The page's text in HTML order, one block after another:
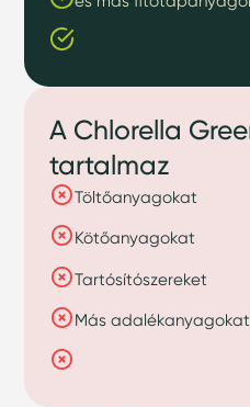
A Chlorella
tartalmaz
Töltőanyagokat
Kötőanyagokat
Tartósítószereket
Más adalékanyagokat